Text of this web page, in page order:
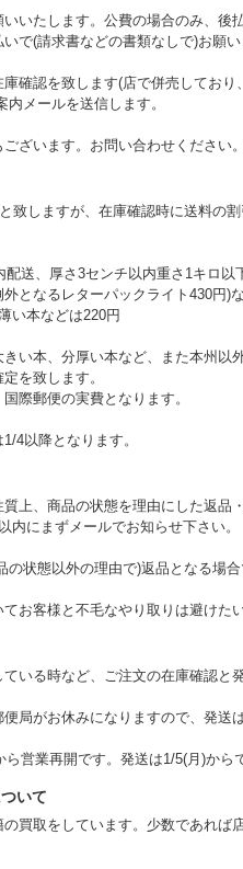
いたします。公費の場合のみ、後
で(請求書などの書類なしで)お願い
庫確認を致します(店で併売してお
メールを送信します。
ざいます。お問い合わせください
致しますが、在庫確認時に送料の
配送、厚さ3センチ以内重さ1キロ以
となるレターパックライト430円)
い本などは220円
い本、分厚い本など、また本州以
を致します。
際郵便の実費となります。
4以降となります。
上、商品の状態を理由にした返
内にまずメールでお知らせ下さい。
の状態以外の理由で)返品となる場
てお客様と不毛なやり取りは避けた
いる時など、ご注文の在庫確認と
便局がお休みになりますので、発送
営業再開です。発送は1/5(月)から
いて
買取をしています。少数であれば